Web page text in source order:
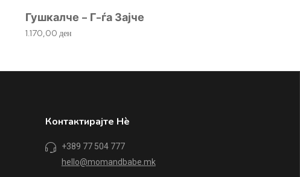
Гушкалче – Г-ѓа Зајче
1.170,00 ден
Контактирајте Нè
+389 77 504 777
hello@momandbabe.mk